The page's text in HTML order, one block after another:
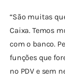
“São muitas
Caixa. Temos
com o banco.
funções que
no PDV e sem